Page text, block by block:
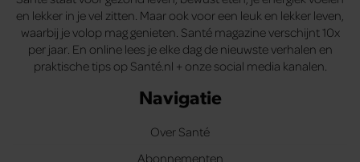
en lekker in je vel zitten. Maar ook voor een leuk en lekker leven,
waarbij je volop mag genieten. Santé magazine verschijnt 10x
per jaar. En online lees je elke dag de nieuwste verhalen en
praktische tips op Santé.nl + onze social media kanalen.
Navigatie
Over Santé
Abonnementen